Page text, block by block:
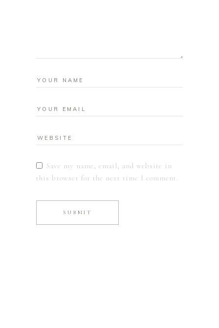
Save my name, email, and website in
this browser for the next time I comment.
SUBMIT